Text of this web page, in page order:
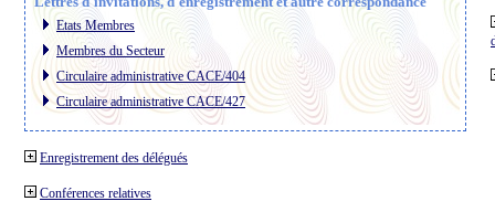
Etats Membres
Membres du Secteur
Circulaire administrative CACE/404
Circulaire administrative CACE/427
Enregistrement des délégués
Conférences relatives